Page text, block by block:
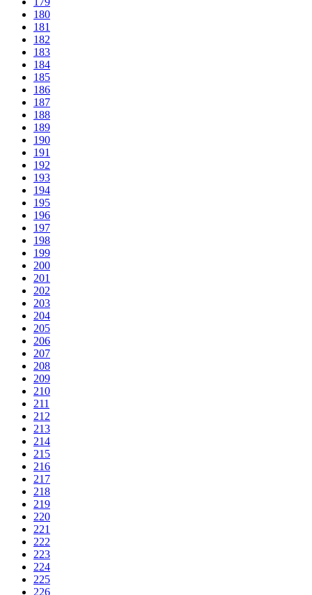
180
181
182
183
184
185
186
187
188
189
190
191
192
193
194
195
196
197
198
199
200
201
202
203
204
205
206
207
208
209
210
211
212
213
214
215
216
217
218
219
220
221
222
223
224
225
226